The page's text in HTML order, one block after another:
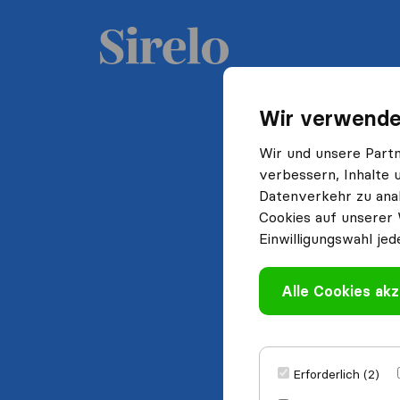
Wir
Wir und unsere
verbessern, Inhalte
Datenverkehr zu
Cookies auf unserer
Einwilligungswahl
Alle Cookies
Erforderlich (2)